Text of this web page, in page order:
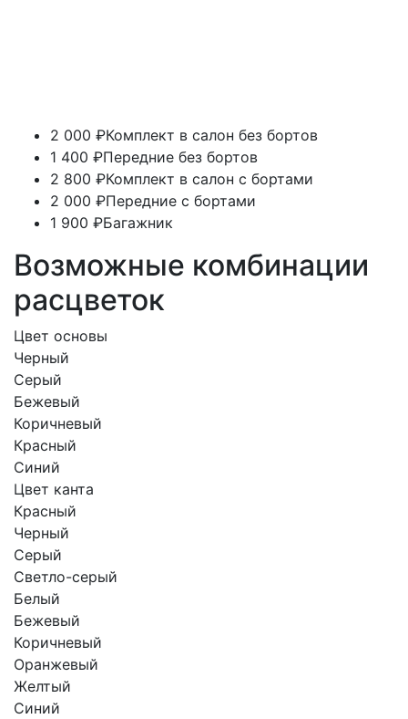
2 000 ₽Комплект в салон без бортов
1 400 ₽Передние без бортов
2 800 ₽Комплект в салон с бортами
2 000 ₽Передние с бортами
1 900 ₽Багажник
Возможные комбинации
расцветок
Цвет основы
Черный
Серый
Бежевый
Коричневый
Красный
Синий
Цвет канта
Красный
Черный
Серый
Светло-серый
Белый
Бежевый
Коричневый
Оранжевый
Желтый
Синий